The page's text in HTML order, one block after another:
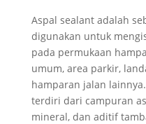
Aspal sealant adalah
digunakan untuk
pada permukaan
umum, area parkir,
hamparan jalan
terdiri dari campuran
mineral, dan aditif